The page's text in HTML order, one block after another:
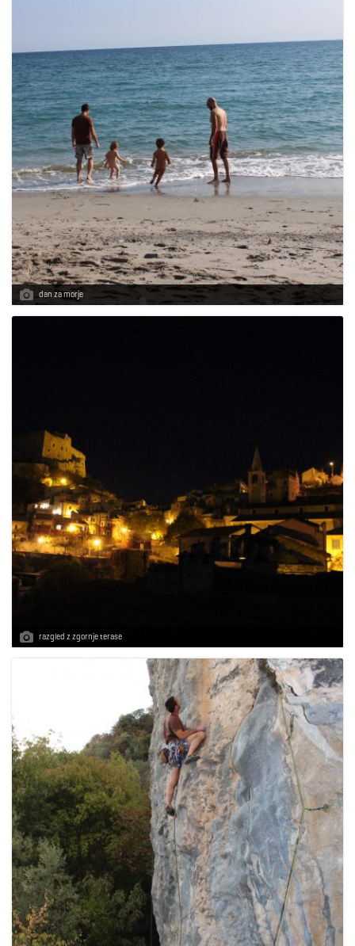
dan za morje
razgled z zgornje terase